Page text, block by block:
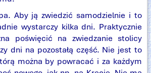
Aby ją zwiedzić samodzielnie i to
wystarczy kilka dni. Praktycznie
poświęcić na zwiedzanie stolicy
dni na pozostałą część. Nie jest to
można by powracać i za każdym